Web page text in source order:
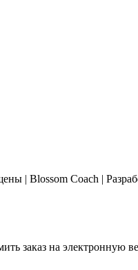
| Blossom Coach |
заказ на